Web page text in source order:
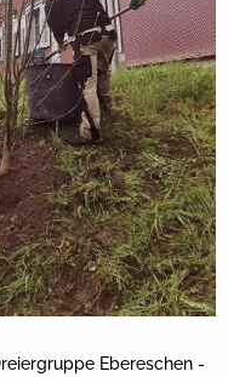
Ebereschen -